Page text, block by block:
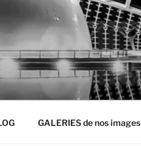
GALERIES de nos images